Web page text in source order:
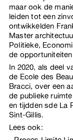
maar ook de
leiden tot een
ontwikkelden
Master
Politieke,
de
In 2020, als deel
de Ecole des
Bracci, over een
de publieke
en tijdden sde La
Sint-Gillis.
Lees ook: